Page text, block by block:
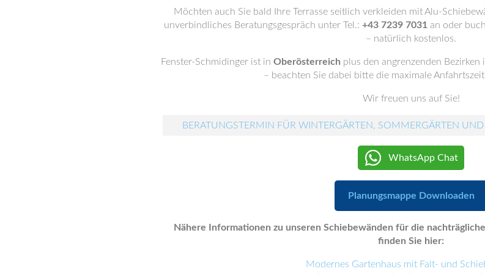
Möchten auch Sie bald Ihre Terrasse seitlich verkleiden mit Alu-
unverbindliches Beratungsgespräch unter Tel.: +43 7239 7031 an oder
– natürlich kostenlos.
Fenster-Schmidinger ist in Oberösterreich plus den angrenzenden
– beachten Sie dabei bitte die maximale
Wir freuen uns auf Sie!
BERATUNGSTERMIN FÜR WINTERGÄRTEN, SOMMERGÄRTEN
WhatsApp Chat
Planungsmappe Downloaden
Nähere Informationen zu unseren Schiebewänden für die
finden Sie hier:
Modernes Gartenhaus mit Falt- und